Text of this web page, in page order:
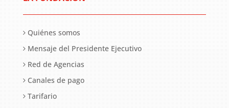
Quiénes somos
Mensaje del Presidente Ejecutivo
Red de Agencias
Canales de pago
Tarifario